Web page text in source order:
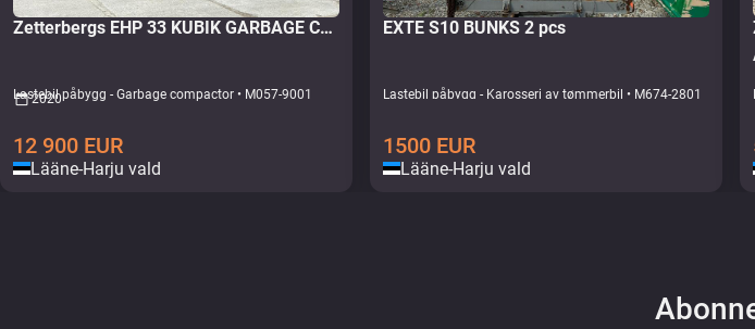
Zetterbergs EHP 33 KUBIK GARBAGE COMPACTOR
Lastebil påbygg - Garbage compactor • M057-9001
2020
12 900 EUR
Lääne-Harju vald
EXTE S10 BUNKS 2 pcs
Lastebil påbygg - Karosseri av tømmerbil • M674-2801
1500 EUR
Lääne-Harju vald